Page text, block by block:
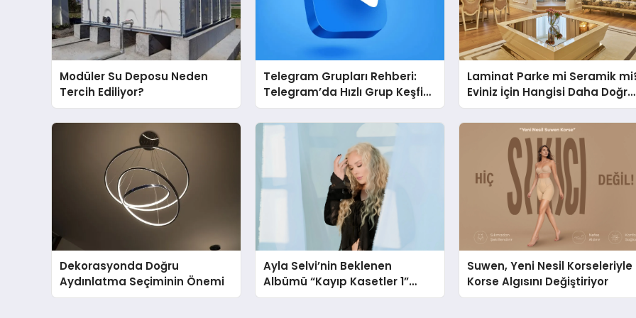
Modüler Su Deposu Neden
Tercih Ediliyor?
Telegram Grupları Rehberi:
Telegram’da Hızlı Grup Keşfi
İçin Grupbul.com
Laminat Parke mi Seramik
Eviniz İçin Hangisi Daha Doğru
Seçim?
Dekorasyonda Doğru
Aydınlatma Seçiminin Önemi
Ayla Selvi’nin Beklenen
Albümü “Kayıp Kasetler 1”
Yayınlandı!
Suwen, Yeni Nesil Korseleriyle
Korse Algısını Değiştiriyor